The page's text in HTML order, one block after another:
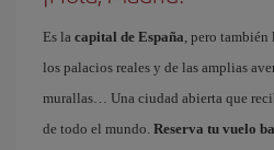
Es la capital de España, pero también
los palacios reales y de las amplias
murallas… Una ciudad abierta que
de todo el mundo. Reserva tu vuelo